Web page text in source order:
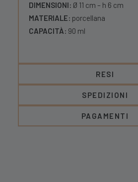
DIMENSIONI: Ø 11 cm – h 6 cm
MATERIALE: porcellana
CAPACITÀ: 90 ml
RESI
SPEDIZIONI
PAGAMENTI